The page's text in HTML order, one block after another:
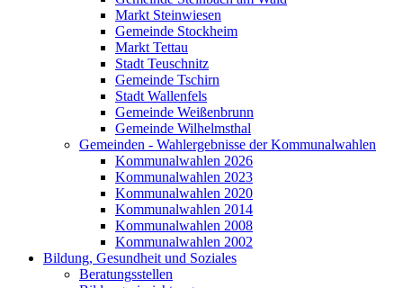
Markt Steinwiesen
Gemeinde Stockheim
Markt Tettau
Stadt Teuschnitz
Gemeinde Tschirn
Stadt Wallenfels
Gemeinde Weißenbrunn
Gemeinde Wilhelmsthal
Gemeinden - Wahlergebnisse der Kommunalwahlen
Kommunalwahlen 2026
Kommunalwahlen 2023
Kommunalwahlen 2020
Kommunalwahlen 2014
Kommunalwahlen 2008
Kommunalwahlen 2002
Bildung, Gesundheit und Soziales
Beratungsstellen